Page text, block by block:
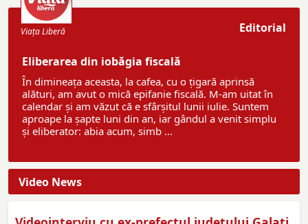
Editorial
Viaţa Liberă
Eliberarea din iobăgia fiscală
În dimineața aceasta, la cafea, cu o țigară aprinsă
alături, am avut o mică epifanie fiscală. M-am uitat în
calendar și am văzut că e sfârșitul lunii iulie. Suntem
aproape la șapte luni din an, iar gândul a venit simplu
și eliberator: abia acum, simb ...
Video News